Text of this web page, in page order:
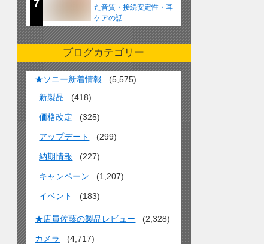
7
た音質・接続安定性・耳
ケアの話
ブログカテゴリー
★ソニー新着情報
(5,575)
新製品
(418)
価格改定 (325)
アップデート (299)
納期情報 (227)
キャンペーン (1,207)
イベント (183)
★店員佐藤の製品レビュー (2,328)
カメラ
(4,717)